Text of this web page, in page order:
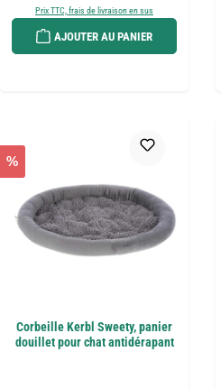
Prix TTC, frais de livraison en sus
AJOUTER AU PANIER
%
Corbeille Kerbl Sweety, panier
douillet pour chat antidérapant